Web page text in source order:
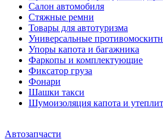
Салон автомобиля
Стяжные ремни
Товары для автотуризма
Универсальные
Упоры капота и багажника
Фаркопы и комплектующие
Фиксатор груза
Фонари
Шашки такси
Шумоизоляция капота и
Автозапчасти